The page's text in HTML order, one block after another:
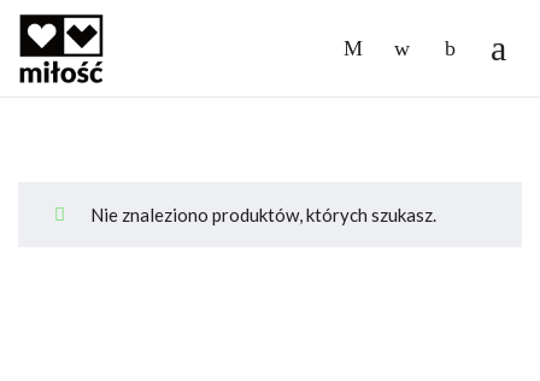
Nie znaleziono produktów, których szukasz.